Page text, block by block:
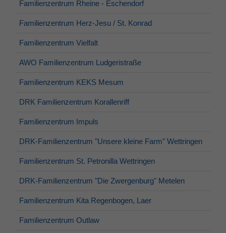
Familienzentrum Rheine - Eschendorf
Familienzentrum Herz-Jesu / St. Konrad
Familienzentrum Vielfalt
AWO Familienzentrum Ludgeristraße
Familienzentrum KEKS Mesum
DRK Familienzentrum Korallenriff
Familienzentrum Impuls
DRK-Familienzentrum "Unsere kleine Farm" Wettringen
Familienzentrum St. Petronilla Wettringen
DRK-Familienzentrum "Die Zwergenburg" Metelen
Familienzentrum Kita Regenbogen, Laer
Familienzentrum Outlaw
Zweck
Cookie-Einstellungen für diese Website zu
speichern.